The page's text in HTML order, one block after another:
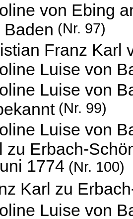
von Ebing
Baden (Nr. 97)
Franz Karl
Luise von
Luise von
(Nr. 99)
Luise von
zu Erbach-
1774 (Nr. 100)
Karl zu
Luise von